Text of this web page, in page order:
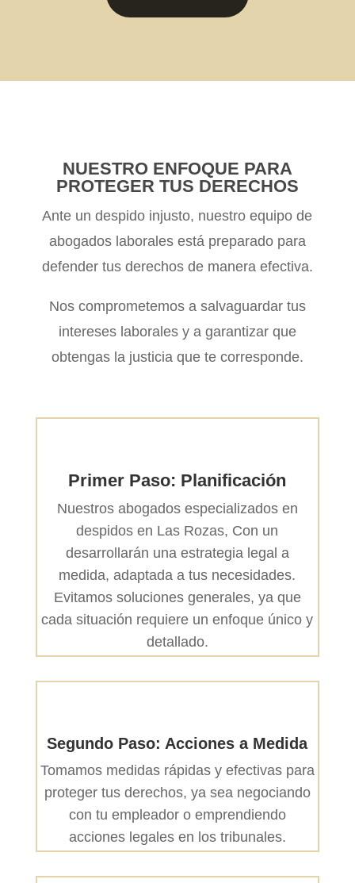
NUESTRO ENFOQUE PARA
PROTEGER TUS DERECHOS
Ante un despido injusto, nuestro equipo de
abogados laborales está preparado para
defender tus derechos de manera efectiva.
Nos comprometemos a salvaguardar tus
intereses laborales y a garantizar que
obtengas la justicia que te corresponde.
Primer Paso: Planificación
Nuestros abogados especializados en
despidos en Las Rozas, Con un
desarrollarán una estrategia legal a
medida, adaptada a tus necesidades.
Evitamos soluciones generales, ya que
cada situación requiere un enfoque único y
detallado.
Segundo Paso: Acciones a Medida
Tomamos medidas rápidas y efectivas para
proteger tus derechos, ya sea negociando
con tu empleador o emprendiendo
acciones legales en los tribunales.